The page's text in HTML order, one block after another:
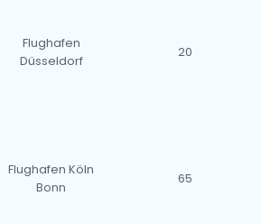
Flughafen
Düsseldorf
20
Flughafen Köln
Bonn
65